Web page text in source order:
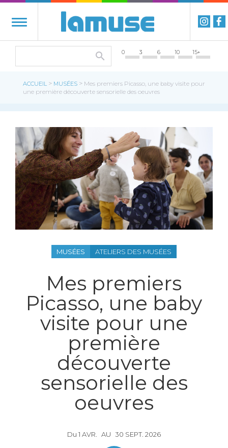
0 3 6 10 15+
ACCUEIL > MUSÉES > Mes premiers Picasso, une baby visite pour
une première découverte sensorielle des oeuvres
MUSÉES ATELIERS DES MUSÉES
Mes premiers
Picasso, une baby
visite pour une
première
découverte
sensorielle des
oeuvres
Du 1 AVR. AU 30 SEPT. 2026